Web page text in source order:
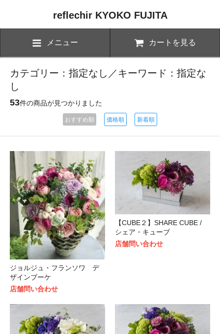
reflechir KYOKO FUJITA
メニュー カートを見る
カテゴリー：指定なし／キーワード：指定な
し
53件の商品が見つかりました
おすすめ順 価格順 新着順
ジョルジュ・フランソワ デ
ザインブーケ
店舗問い合わせ
【CUBE２】SHARE CUBE /
シェア・キューブ
店舗問い合わせ